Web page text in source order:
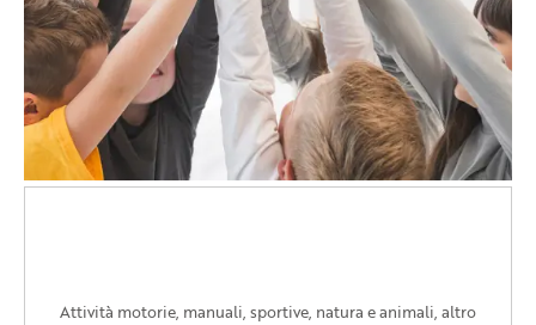
Attività motorie, manuali, sportive, natura e animali, altro